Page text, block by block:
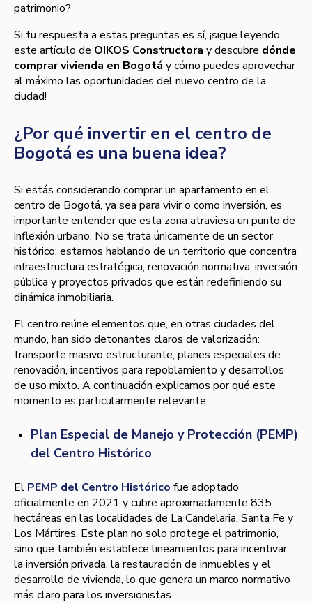
patrimonio?
Si tu respuesta a estas preguntas es sí, ¡sigue leyendo
este artículo de OIKOS Constructora y descubre dónde
comprar vivienda en Bogotá y cómo puedes aprovechar
al máximo las oportunidades del nuevo centro de la
ciudad!
¿Por qué invertir en el centro de
Bogotá es una buena idea?
Si estás considerando comprar un apartamento en el
centro de Bogotá, ya sea para vivir o como inversión, es
importante entender que esta zona atraviesa un punto de
inflexión urbano. No se trata únicamente de un sector
histórico; estamos hablando de un territorio que concentra
infraestructura estratégica, renovación normativa, inversión
pública y proyectos privados que están redefiniendo su
dinámica inmobiliaria.
El centro reúne elementos que, en otras ciudades del
mundo, han sido detonantes claros de valorización:
transporte masivo estructurante, planes especiales de
renovación, incentivos para repoblamiento y desarrollos
de uso mixto. A continuación explicamos por qué este
momento es particularmente relevante:
Plan Especial de Manejo y Protección (PEMP)
del Centro Histórico
El PEMP del Centro Histórico fue adoptado
oficialmente en 2021 y cubre aproximadamente 835
hectáreas en las localidades de La Candelaria, Santa Fe y
Los Mártires. Este plan no solo protege el patrimonio,
sino que también establece lineamientos para incentivar
la inversión privada, la restauración de inmuebles y el
desarrollo de vivienda, lo que genera un marco normativo
más claro para los inversionistas.